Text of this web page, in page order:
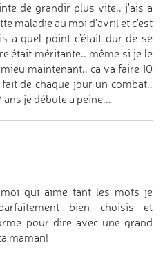
de grandir plus vite.. j'ais a
maladie au moi d'avril et c'est
a quel point c'était dur de se
était méritante.. même si je le
maintenant.. ca va faire 10
de chaque jour un combat..
ans je débute a peine...
qui aime tant les mots je
bien choisis et
pour dire avec une grand
maman!